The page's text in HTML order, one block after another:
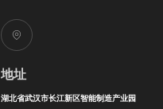
地址
湖北省武汉市长江新区智能制造产业园